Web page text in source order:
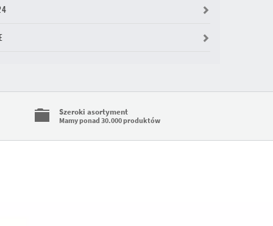
Szeroki asortyment
Mamy ponad 30.000 produktów